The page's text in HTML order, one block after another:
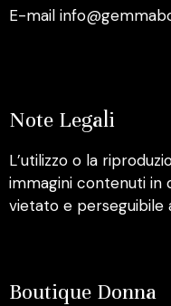
E-mail
Note Legali
L’utilizzo o la
immagini contenuti in
vietato e perseguibile
Boutique Donna